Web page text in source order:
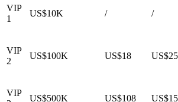
VIP
1
US$10K / /
VIP
2
US$100K US$18
VIP
US$500K US$108